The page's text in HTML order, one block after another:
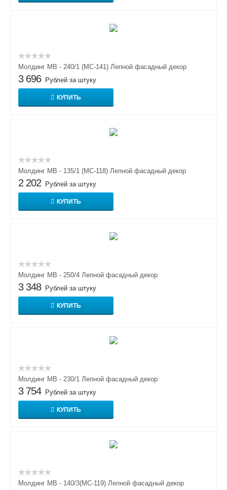
Молдинг МВ - 240/1 (МС-141) Лепной фасадный декор
3 696 Рублей за штуку
КУПИТЬ
Молдинг МВ - 135/1 (МС-118) Лепной фасадный декор
2 202 Рублей за штуку
КУПИТЬ
Молдинг МВ - 250/4 Лепной фасадный декор
3 348 Рублей за штуку
КУПИТЬ
Молдинг МВ - 230/1 Лепной фасадный декор
3 754 Рублей за штуку
КУПИТЬ
Молдинг МВ - 140/3(МС-119) Лепной фасадный декор